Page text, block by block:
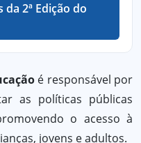
da 2ª Edição do
é responsável por
as políticas públicas
o acesso à
jovens e adultos.